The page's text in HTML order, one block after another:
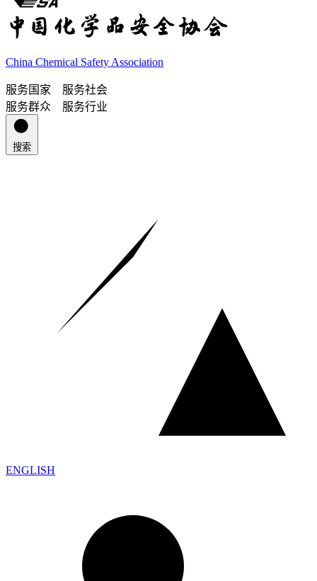
China Chemical Safety Association
服务国家 服务社会
服务群众 服务行业
搜索
ENGLISH